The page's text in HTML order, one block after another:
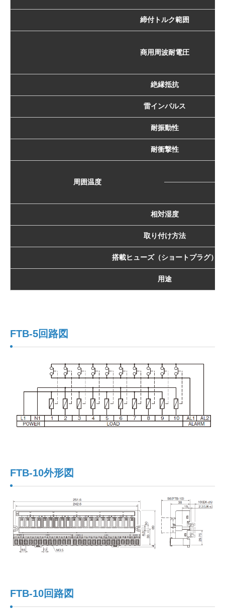
締付トルク範囲
商用周波耐電圧
絶縁抵抗
雷インパルス
耐振動性
耐衝撃性
周囲温度
相対湿度
取り付け方法
搭載ヒューズ（ショートプラグ）
用途
FTB-5回路図
FTB-10外形図
FTB-10回路図